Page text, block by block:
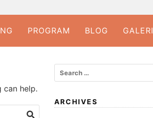
PROGRAM BLOG GALERI
can help.
ARCHIVES